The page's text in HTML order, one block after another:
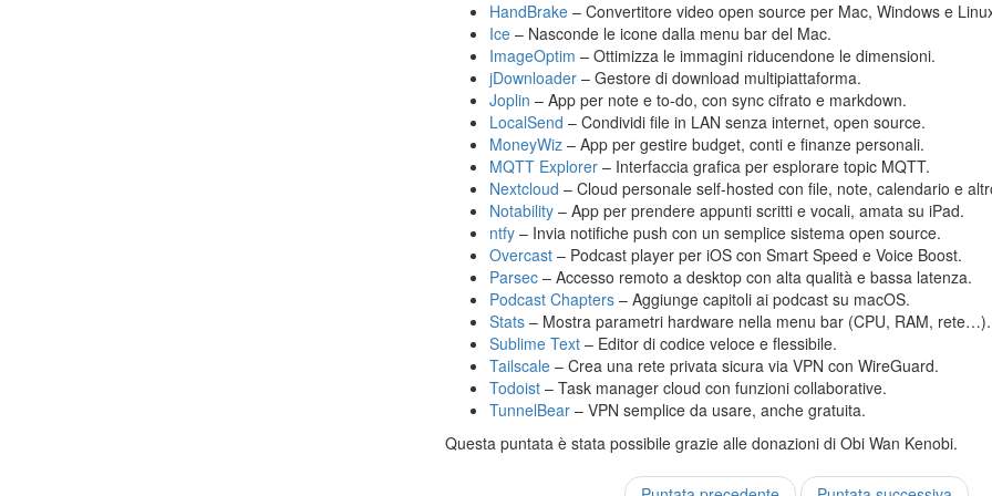
HandBrake – Convertitore video open source per Mac, Windows e
Ice – Nasconde le icone dalla menu bar del Mac.
ImageOptim – Ottimizza le immagini riducendone le dimensioni.
jDownloader – Gestore di download multipiattaforma.
Joplin – App per note e to-do, con sync cifrato e markdown.
LocalSend – Condividi file in LAN senza internet, open source.
MoneyWiz – App per gestire budget, conti e finanze personali.
MQTT Explorer – Interfaccia grafica per esplorare topic MQTT.
Nextcloud – Cloud personale self-hosted con file, note, calendario e
Notability – App per prendere appunti scritti e vocali, amata su iPad.
ntfy – Invia notifiche push con un semplice sistema open source.
Overcast – Podcast player per iOS con Smart Speed e Voice Boost.
Parsec – Accesso remoto a desktop con alta qualità e bassa latenza.
Podcast Chapters – Aggiunge capitoli ai podcast su macOS.
Stats – Mostra parametri hardware nella menu bar (CPU, RAM, rete…).
Sublime Text – Editor di codice veloce e flessibile.
Tailscale – Crea una rete privata sicura via VPN con WireGuard.
Todoist – Task manager cloud con funzioni collaborative.
TunnelBear – VPN semplice da usare, anche gratuita.
Questa puntata è stata possibile grazie alle donazioni di Obi Wan Kenobi.